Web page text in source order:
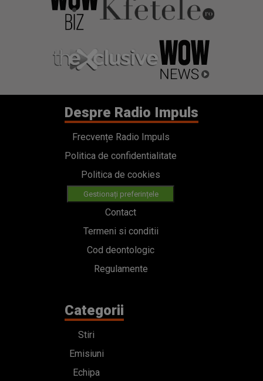
Despre Radio Impuls
Frecvențe Radio Impuls
Politica de confidentialitate
Politica de cookies
Gestionați preferințele
Contact
Termeni si conditii
Cod deontologic
Regulamente
Categorii
Stiri
Emisiuni
Echipa